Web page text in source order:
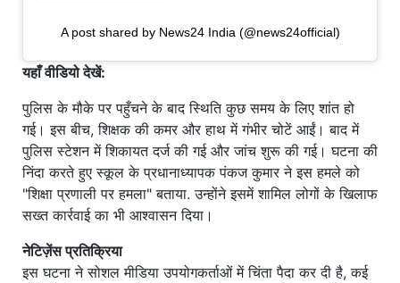
A post shared by News24 India (@news24official)
यहाँ वीडियो देखें:
पुलिस के मौके पर पहुँचने के बाद स्थिति कुछ समय के लिए शांत हो
गई। इस बीच, शिक्षक की कमर और हाथ में गंभीर चोटें आईं। बाद में
पुलिस स्टेशन में शिकायत दर्ज की गई और जांच शुरू की गई। घटना की
निंदा करते हुए स्कूल के प्रधानाध्यापक पंकज कुमार ने इस हमले को
"शिक्षा प्रणाली पर हमला" बताया. उन्होंने इसमें शामिल लोगों के खिलाफ
सख्त कार्रवाई का भी आश्वासन दिया।
नेटिज़ेंस प्रतिक्रिया
इस घटना ने सोशल मीडिया उपयोगकर्ताओं में चिंता पैदा कर दी है, कई